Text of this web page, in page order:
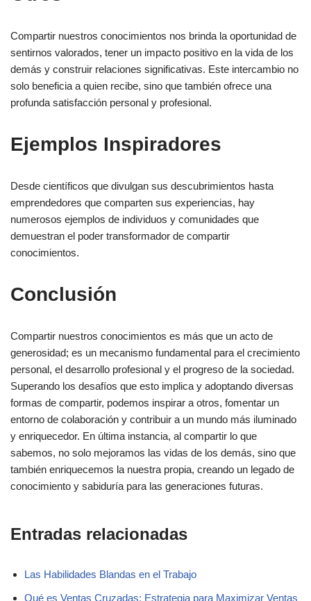
Compartir nuestros conocimientos nos brinda la oportunidad de
sentirnos valorados, tener un impacto positivo en la vida de los
demás y construir relaciones significativas. Este intercambio no
solo beneficia a quien recibe, sino que también ofrece una
profunda satisfacción personal y profesional.
Ejemplos Inspiradores
Desde científicos que divulgan sus descubrimientos hasta
emprendedores que comparten sus experiencias, hay
numerosos ejemplos de individuos y comunidades que
demuestran el poder transformador de compartir
conocimientos.
Conclusión
Compartir nuestros conocimientos es más que un acto de
generosidad; es un mecanismo fundamental para el crecimiento
personal, el desarrollo profesional y el progreso de la sociedad.
Superando los desafíos que esto implica y adoptando diversas
formas de compartir, podemos inspirar a otros, fomentar un
entorno de colaboración y contribuir a un mundo más iluminado
y enriquecedor. En última instancia, al compartir lo que
sabemos, no solo mejoramos las vidas de los demás, sino que
también enriquecemos la nuestra propia, creando un legado de
conocimiento y sabiduría para las generaciones futuras.
Entradas relacionadas
Las Habilidades Blandas en el Trabajo
Qué es Ventas Cruzadas: Estrategia para Maximizar Ventas